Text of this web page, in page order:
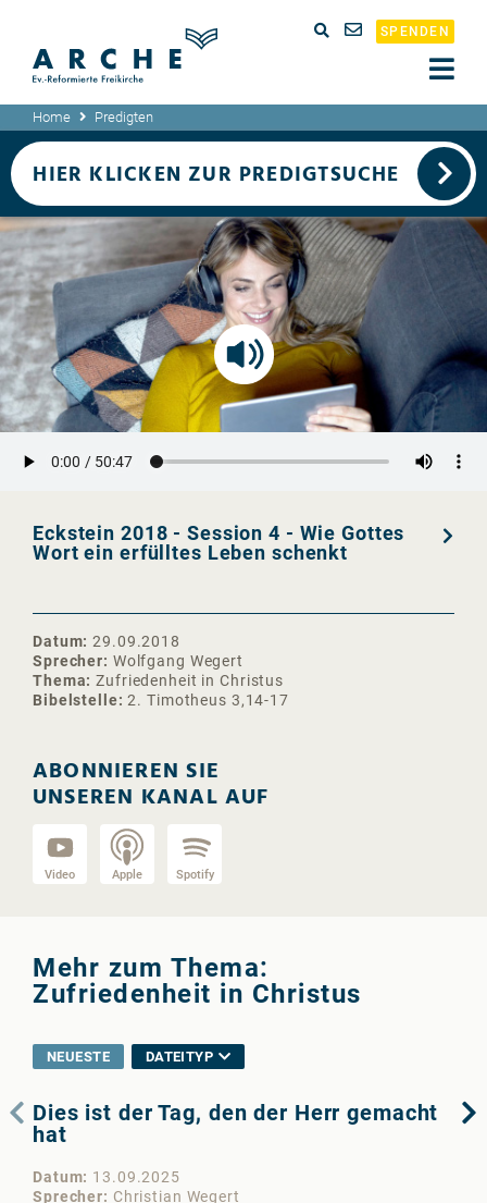
SPENDEN
Home Predigten
Eckstein 2018 - Session 4 - Wie Gottes
Wort ein erfülltes Leben schenkt
Datum 29.09.2018
Sprecher
Wolfgang Wegert
Thema
Zufriedenheit in Christus
Bibelstelle 2. Timotheus 3,14-17
ABONNIEREN SIE
UNSEREN KANAL AUF
Video Apple Spotify
HIER KLICKEN ZUR PREDIGTSUCHE
Mehr zum Thema:
Zufriedenheit in Christus
NEUESTE DATEITYP
Dies ist der Tag, den der Herr gemacht
hat
Datum
13.09.2025
Sprecher
Christian Wegert